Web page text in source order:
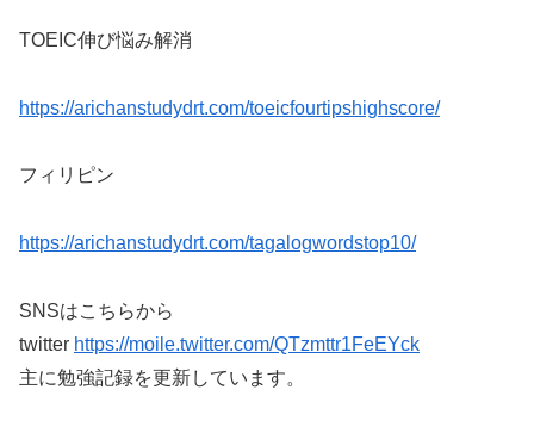
TOEIC伸び悩み解消
https://arichanstudydrt.com/toeicfourtipshighscore/
フィリピン
https://arichanstudydrt.com/tagalogwordstop10/
SNSはこちらから
twitter https://moile.twitter.com/QTzmttr1FeEYck
主に勉強記録を更新しています。